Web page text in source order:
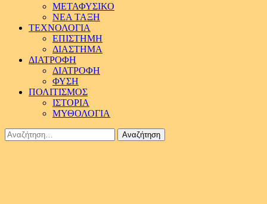
ΜΕΤΑΦΥΣΙΚΟ
ΝΕΑ ΤΑΞΗ
ΤΕΧΝΟΛΟΓΙΑ
ΕΠΙΣΤΗΜΗ
ΔΙΑΣΤΗΜΑ
ΔΙΑΤΡΟΦΗ
ΔΙΑΤΡΟΦΗ
ΦΥΣΗ
ΠΟΛΙΤΙΣΜΟΣ
ΙΣΤΟΡΙΑ
ΜΥΘΟΛΟΓΙΑ
Αναζήτηση
για: